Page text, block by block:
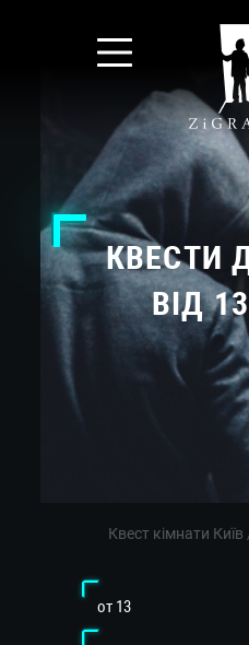
КВЕСТИ
ВІД
Квест кімнати Київ
от 13